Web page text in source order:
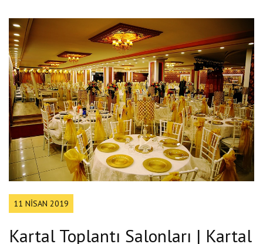
İLETIŞIM
11 NISAN 2019
Kartal Toplantı Salonları | Kartal